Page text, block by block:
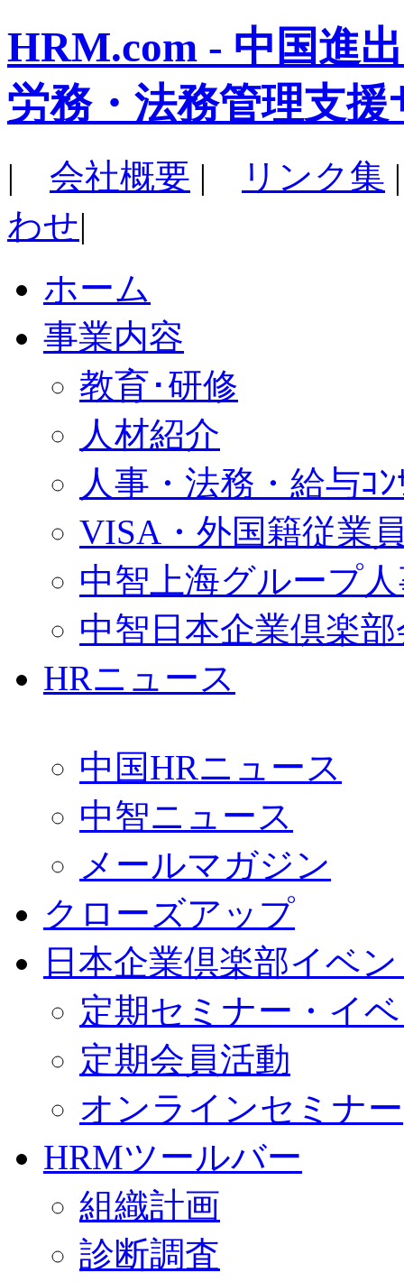
HRM.com - 中国進
労務・法務管理支援
| 会社概要 | リンク集
わせ|
ホーム
事業内容
教育･研修
人材紹介
人事・法務・給与ｺﾝ
VISA・外国籍従業
中智上海グループ
中智日本企業倶楽
HRニュース
中国HRニュース
中智ニュース
メールマガジン
クローズアップ
日本企業倶楽部イベ
定期セミナー・イ
定期会員活動
オンラインセミナー
HRMツールバー
組織計画
診断調査